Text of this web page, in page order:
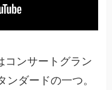
ンサートグラン
ンダードの一つ。